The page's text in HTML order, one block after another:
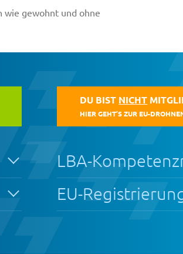
wie gewohnt und ohne
DU BIST NICHT
HIER GEHT’S ZUR EU-
LBA-
EU-